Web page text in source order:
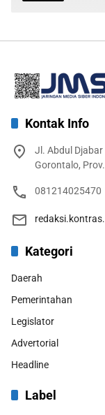
Kontak Info
Jl. Abdul Djabar
Gorontalo,
081214025470
Kategori
Daerah
Pemerintahan
Legislator
Advertorial
Headline
Label